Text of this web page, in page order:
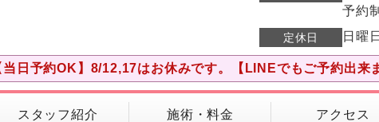
予約
定休日 日曜
当日予約OK】8/12,17はお休みです。【LINEでもご予約出来
スタッフ紹介 施術・料金 アクセス